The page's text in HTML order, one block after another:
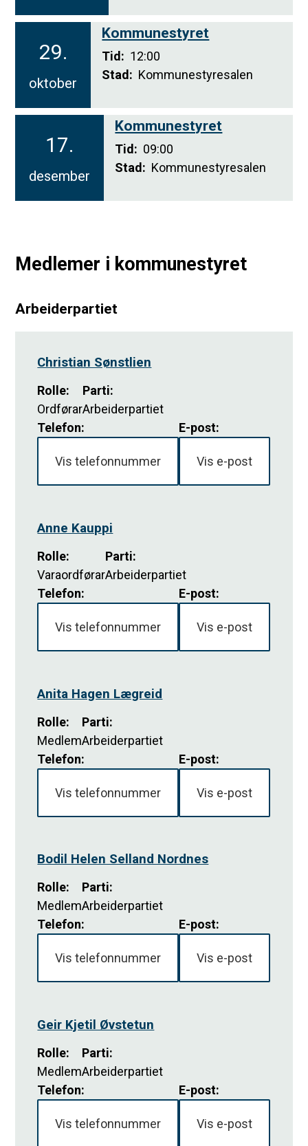
e
n
e
e
b
2
2
29.
oktober
Kommunestyret
.
k
t
b
r
2
6
Tid
12:00
Stad
Kommunestyresalen
17.
desember
Kommunestyret
.
m
2
Tid
09:00
Stad
Kommunestyresalen
Medlemer i kommunestyret
M
Arbeiderpartiet
Christian Sønstlien
Rolle:
Ordførar
Parti:
Arbeiderpartiet
Telefon:
Vis telefonnummer
E-post:
Vis e-post
Anne Kauppi
Rolle:
Varaordførar
Parti:
Arbeiderpartiet
Telefon:
Vis telefonnummer
E-post:
Vis e-post
Anita Hagen Lægreid
Rolle:
Medlem
Parti:
Arbeiderpartiet
Telefon:
Vis telefonnummer
E-post:
Vis e-post
Bodil Helen Selland Nordnes
Rolle:
Medlem
Parti:
Arbeiderpartiet
Telefon:
Vis telefonnummer
E-post:
Vis e-post
Geir Kjetil Øvstetun
Rolle:
Medlem
Parti:
Arbeiderpartiet
Telefon:
Vis telefonnummer
E-post:
Vis e-post